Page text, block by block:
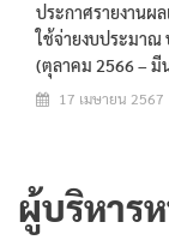
ประกาศรายงานผ
ใช้จ่ายงบประมาณ
(ตุลาคม 2566 – มี
17 เมษายน 2567
ผู้บริหาร